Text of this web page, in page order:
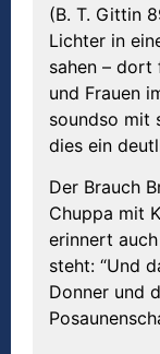
(B. T. Gittin
Lichter in
sahen – dort
und Frauen
soundso mit
dies ein
Der Brauch
Chuppa mit
erinnert
steht: “Und
Donner und